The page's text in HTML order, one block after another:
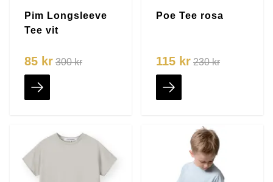
Pim Longsleeve
Tee vit
85 kr 300 kr
Poe Tee rosa
115 kr 230 kr